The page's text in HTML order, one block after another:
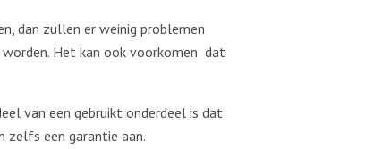
dan zullen er weinig problemen
Het kan ook voorkomen dat
van een gebruikt onderdeel is dat
zelfs een garantie aan.